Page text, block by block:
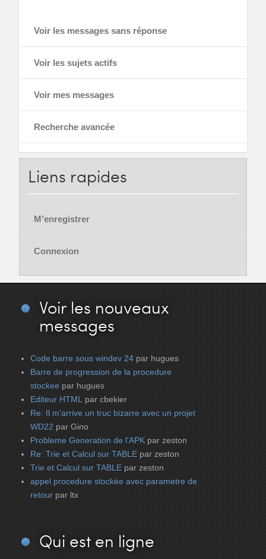
Voir les messages sans réponse
Voir les sujets actifs
Voir mes messages
Recherche avancée
Liens rapides
M’enregistrer
Connexion
Voir les nouveaux
messages
Code barre sous windev 24 par hugues
Barre de progression de la procedure
stockee par hugues
Editeur HTML par cbekier
Re: Il m'arrive un truc bizarre avec un projet
WD22 par Gino
Probleme Generation de l'APK par zeston
Re: Trie et Calcul sur TABLE par zeston
Trie et Calcul sur TABLE par zeston
appel procedure stockée avec parametre de
retour par ltx
Qui est en ligne